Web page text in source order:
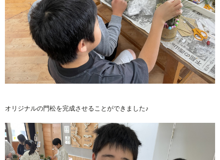
オリジナルの門松を完成させることができました♪